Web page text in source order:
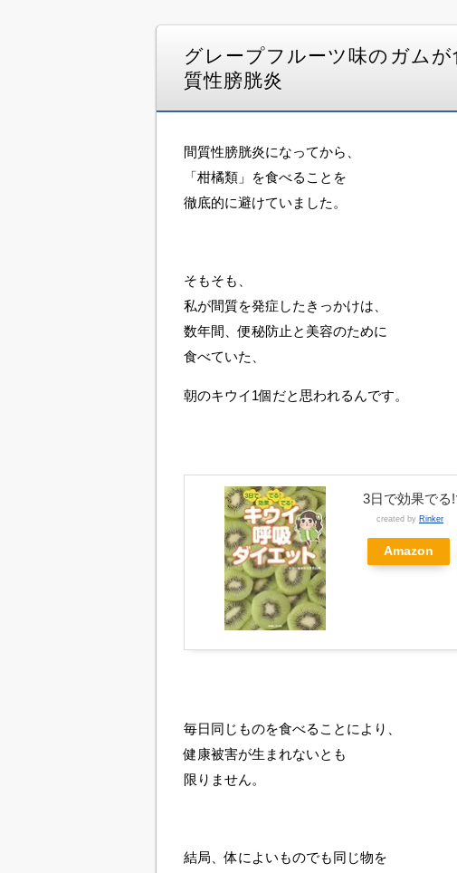
グレープフルーツ味のガム
質性膀胱炎
間質性膀胱炎になってから、
「柑橘類」を食べることを
徹底的に避けていました。
そもそも、
私が間質を発症したきっかけは、
数年間、便秘防止と美容のために
食べていた、
朝のキウイ1個だと思われるんです。
3日で効果でる
created by Rinker
Amazon
毎日同じものを食べることにより、
健康被害が生まれないとも
限りません。
結局、体によいものでも同じ物を